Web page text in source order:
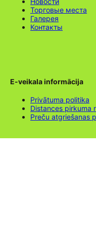
Торговые места
Галерея
Контакты
E-veikala informācija
Privātuma politika
Distances pirkuma
Preču atgriešanas